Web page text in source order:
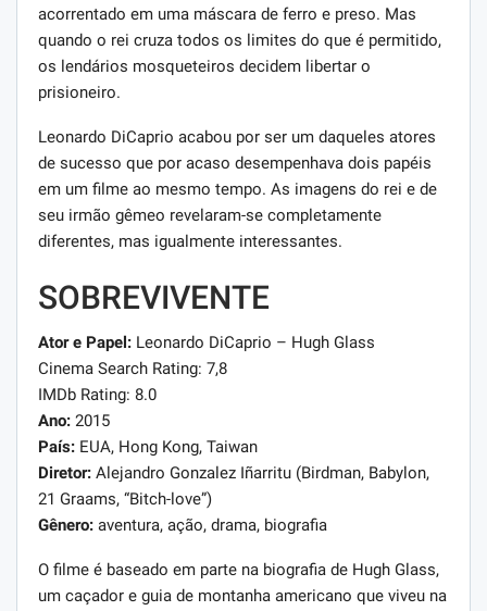
acorrentado em uma máscara de ferro e preso. Mas
quando o rei cruza todos os limites do que é permitido,
os lendários mosqueteiros decidem libertar o
prisioneiro.
Leonardo DiCaprio acabou por ser um daqueles atores
de sucesso que por acaso desempenhava dois papéis
em um filme ao mesmo tempo. As imagens do rei e de
seu irmão gêmeo revelaram-se completamente
diferentes, mas igualmente interessantes.
SOBREVIVENTE
Ator e Papel: Leonardo DiCaprio – Hugh Glass
Cinema Search Rating: 7,8
IMDb Rating: 8.0
Ano: 2015
País: EUA, Hong Kong, Taiwan
Diretor: Alejandro Gonzalez Iñarritu (Birdman, Babylon,
21 Graams, “Bitch-love”)
Gênero: aventura, ação, drama, biografia
O filme é baseado em parte na biografia de Hugh Glass,
um caçador e guia de montanha americano que viveu na